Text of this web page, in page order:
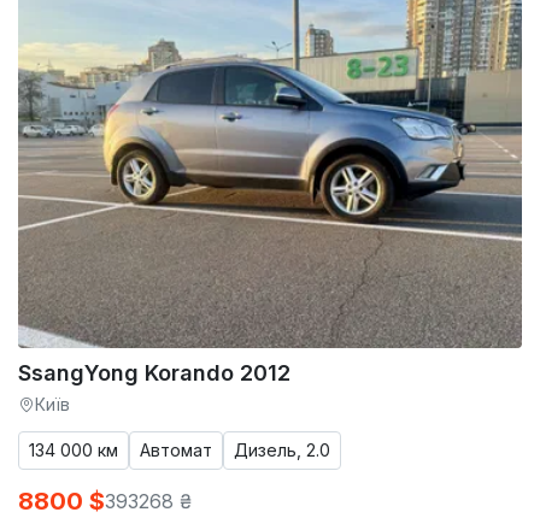
SsangYong Korando 2012
Київ
134 000 км Автомат Дизель, 2.0
8800 $393268 ₴